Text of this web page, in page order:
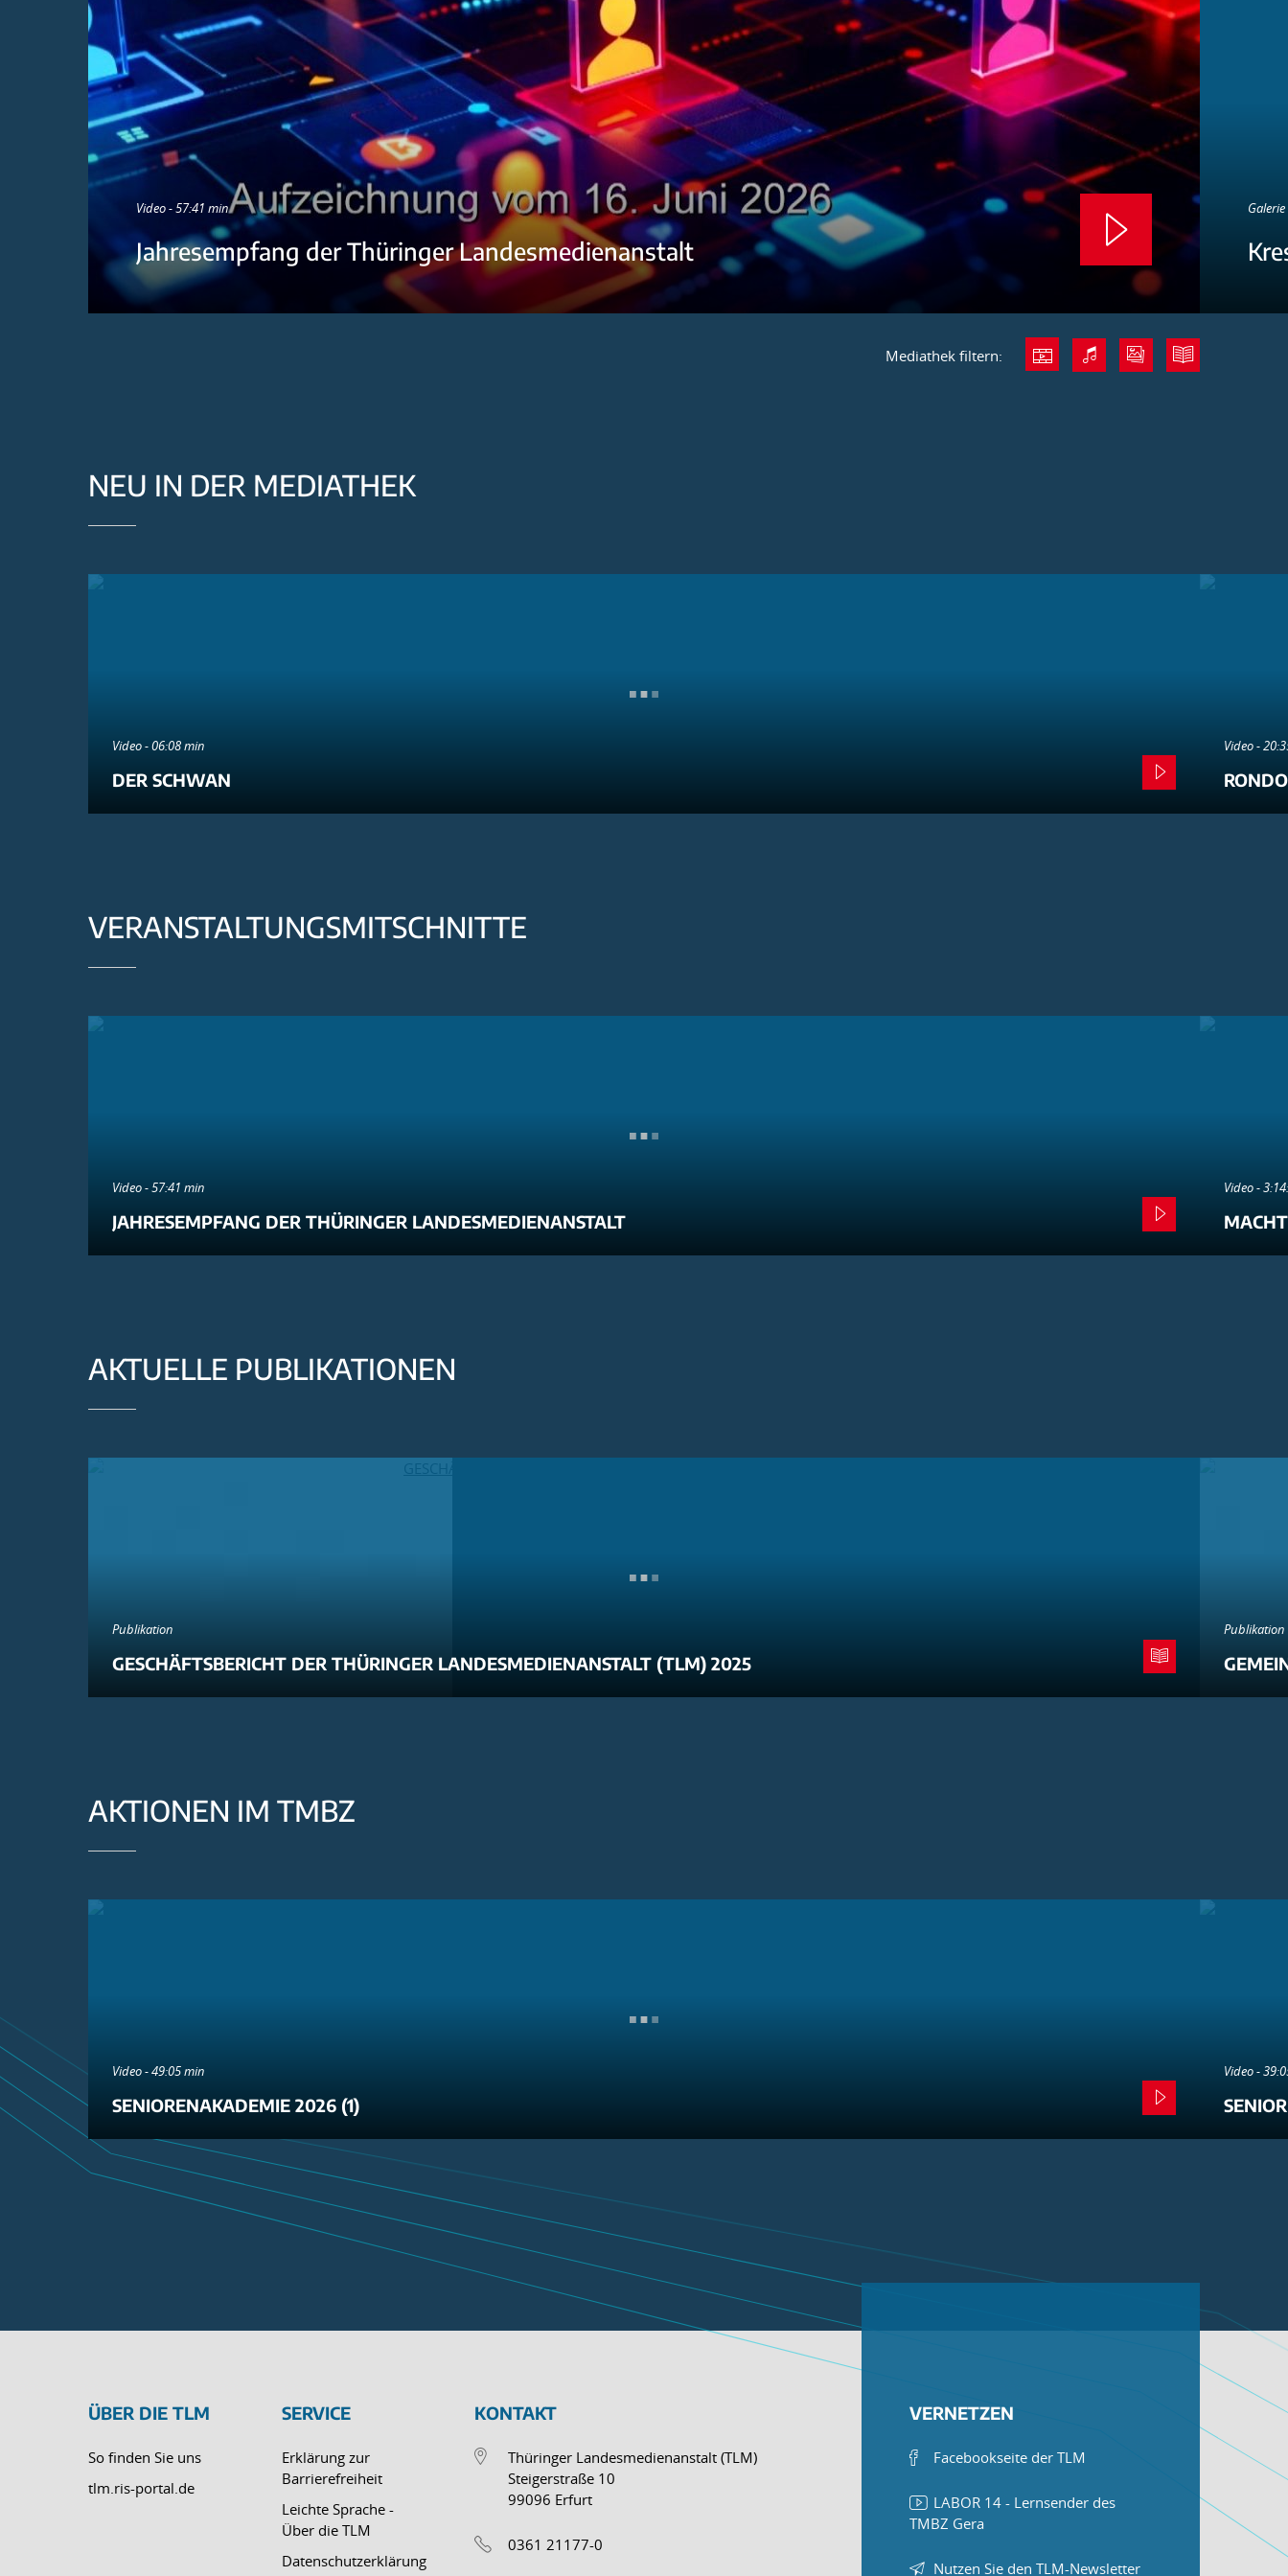
Video - 57:41 min
Jahresempfang der Thüringer Landesmedienanstalt
Mediathek filtern:
NEU IN DER MEDIATHEK
Video - 06:08 min
DER SCHWAN
Video -
VERANSTALTUNGSMITSCHNITTE
Video - 57:41 min
JAHRESEMPFANG DER THÜRINGER LANDESMEDIENANSTALT
Video -
AKTUELLE PUBLIKATIONEN
Publikation
GESCHÄFTSBERICHT DER THÜRINGER LANDESMEDIENANSTALT (TLM) 2025
Publikation
AKTIONEN IM TMBZ
Video - 49:05 min
SENIORENAKADEMIE 2026 (1)
Video -
ÜBER DIE TLM
So finden Sie uns
tlm.ris-portal.de
SERVICE
Erklärung zur
Barrierefreiheit
Leichte Sprache -
Über die TLM
Datenschutzerklärung
KONTAKT
Thüringer Landesmedienanstalt (TLM)
Steigerstraße 10
99096 Erfurt
0361 21177-0
VERNETZEN
Facebookseite der TLM
LABOR 14 - Lernsender des
TMBZ Gera
Nutzen Sie den TLM-Newsletter